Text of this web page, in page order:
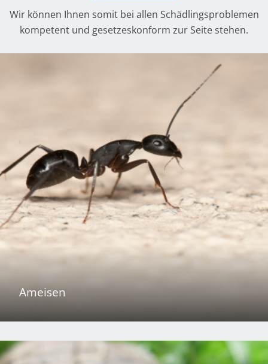
Wir können Ihnen somit bei allen Schädlingsproblemen
kompetent und gesetzeskonform zur Seite stehen.
Ameisen